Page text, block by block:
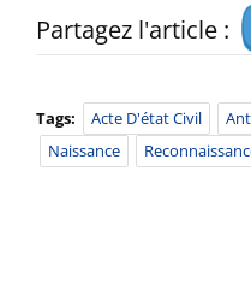
Partagez l'article :
Tags: Acte D'état Civil
Naissance